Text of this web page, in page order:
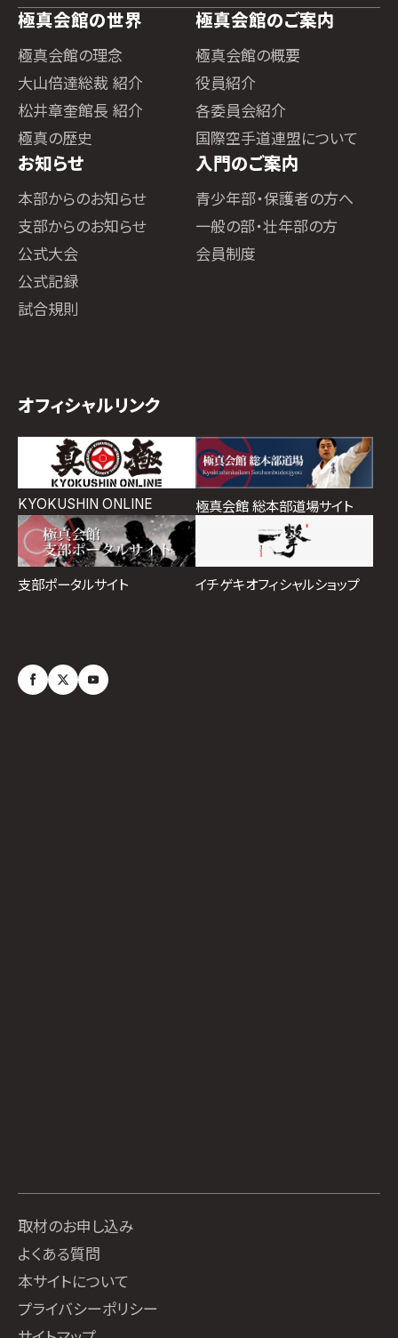
極真会館の世界
極真会館の理念
大山倍達総裁 紹介
松井章奎館長 紹介
極真の歴史
極真会館のご案内
極真会館の概要
役員紹介
各委員会紹介
国際空手道連盟について
お知らせ
本部からのお知らせ
支部からのお知らせ
公式大会
公式記録
試合規則
入門のご案内
青少年部・保護者の方へ
一般の部・壮年部の方
会員制度
オフィシャルリンク
KYOKUSHIN ONLINE 極真会館 総本部道場サイト
支部ポータルサイト イチゲキオフィシャルショップ
取材のお申し込み
よくある質問
本サイトについて
プライバシーポリシー